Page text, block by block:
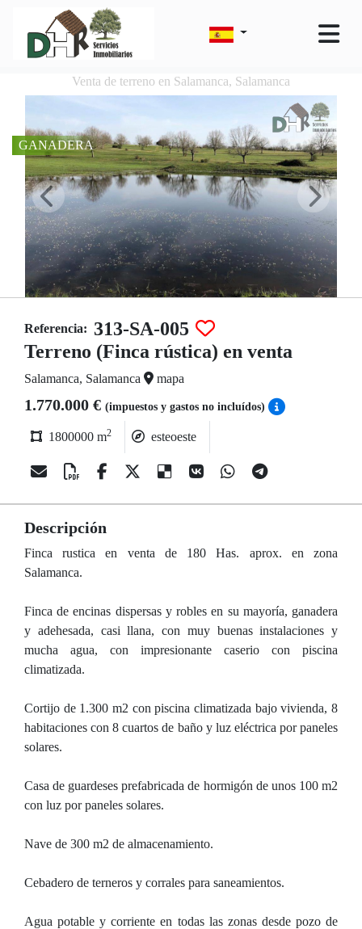
Venta de terreno en Salamanca, Salamanca
GANADERA
Referencia: 313-SA-005
Terreno (Finca rústica) en venta
Salamanca, Salamanca mapa
1.770.000 € (impuestos y gastos no incluídos)
1800000 m2 esteoeste
Descripción
Finca rustica en venta de 180 Has. aprox. en zona
Salamanca.
Finca de encinas dispersas y robles en su mayoría, ganadera
y adehesada, casi llana, con muy buenas instalaciones y
mucha agua, con impresionante caserio con piscina
climatizada.
Cortijo de 1.300 m2 con piscina climatizada bajo vivienda, 8
habitaciones con 8 cuartos de baño y luz eléctrica por paneles
solares.
Casa de guardeses prefabricada de hormigón de unos 100 m2
con luz por paneles solares.
Nave de 300 m2 de almacenamiento.
Cebadero de terneros y corrales para saneamientos.
Agua potable y corriente en todas las zonas desde pozo de